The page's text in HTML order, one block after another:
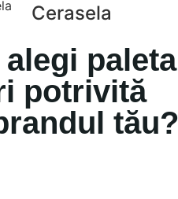
Cerasela
paleta
potrivită
tău?